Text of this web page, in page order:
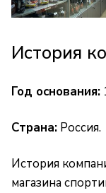
История
Год основания:
Страна: Россия.
История
магазина